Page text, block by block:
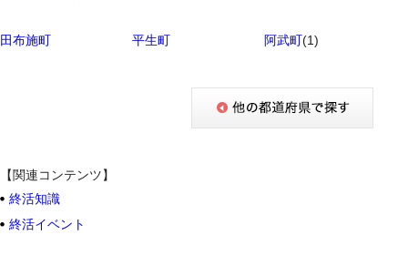
田布施町 平生町 阿武町(1)
【関連コンテンツ】
終活知識
終活イベント